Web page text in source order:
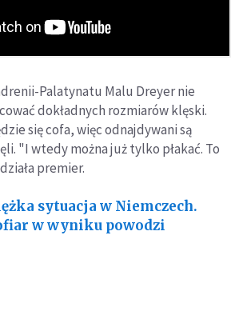
Palatynatu Malu Dreyer nie
dokładnych rozmiarów klęski.
się cofa, więc odnajdywani są
"I wtedy można już tylko płakać. To
premier.
sytuacja w Niemczech.
w wyniku powodzi